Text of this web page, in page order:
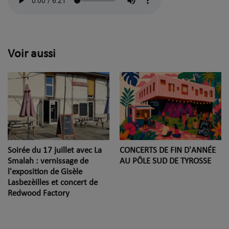
Voir aussi
Soirée du 17 juillet avec La
Smalah : vernissage de
l'exposition de Gisèle
Lasbezèilles et concert de
Redwood Factory
CONCERTS DE FIN D'ANNÉE
AU PÔLE SUD DE TYROSSE